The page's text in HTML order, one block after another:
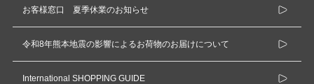
お客様窓口 夏季休業のお知らせ
令和8年熊本地震の影響によるお荷物のお届けについて
International SHOPPING GUIDE